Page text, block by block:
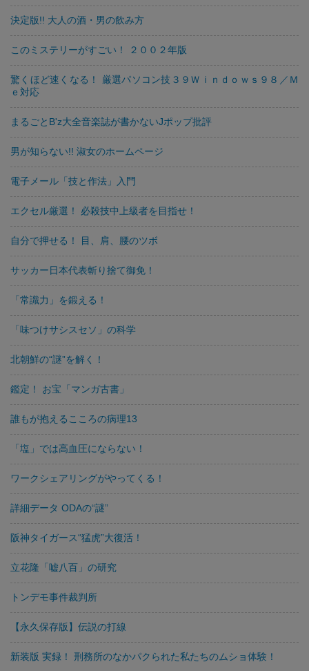
決定版!! 大人の酒・男の飲み方
このミステリーがすごい！ ２００２年版
驚くほど速くなる！ 厳選パソコン技３９Ｗｉｎｄｏｗｓ９８／Ｍ
ｅ対応
まるごとB'z大全音楽誌が書かないJポップ批評
男が知らない!! 淑女のホームページ
電子メール「技と作法」入門
エクセル厳選！ 必殺技中上級者を目指せ！
自分で押せる！ 目、肩、腰のツボ
サッカー日本代表斬り捨て御免！
「常識力」を鍛える！
「味つけサシスセソ」の科学
北朝鮮の“謎”を解く！
鑑定！ お宝「マンガ古書」
誰もが抱えるこころの病理13
「塩」では高血圧にならない！
ワークシェアリングがやってくる！
詳細データ ODAの“謎”
阪神タイガース“猛虎”大復活！
立花隆「嘘八百」の研究
トンデモ事件裁判所
【永久保存版】伝説の打線
新装版 実録！ 刑務所のなかパクられた私たちのムショ体験！